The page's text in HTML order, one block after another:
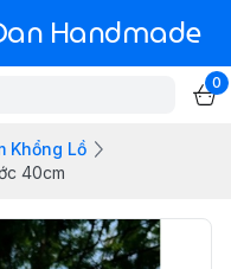
Handmade
0
Khổng Lồ
40cm